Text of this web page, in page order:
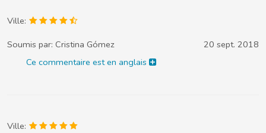
Ville:
Soumis par: Cristina Gómez
20 sept. 2018
Ce commentaire est en anglais
Ville: